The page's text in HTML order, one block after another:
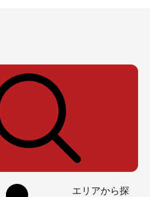
エリアから探